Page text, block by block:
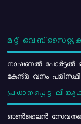
മറ്റ്
നാഷണൽ പോർട്ടൽ
കേന്ദ്ര വനം
പ്രധാനപ്പെട്ട
ഓൺലൈൻ